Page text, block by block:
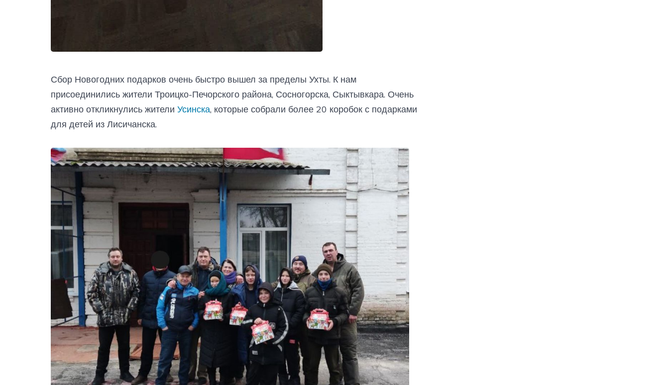
Сбор Новогодних подарков очень быстро вышел за пределы Ухты. К нам
присоединились жители Троицко-Печорского района, Сосногорска, Сыктывкара. Очень
активно откликнулись жители Усинска, которые собрали более 20 коробок с подарками
для детей из Лисичанска.